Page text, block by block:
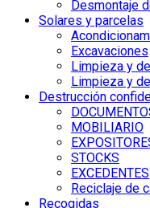
Desmontaje
Solares y parcelas
Excavaciones
Limpieza y
Limpieza y
Destrucción
MOBILIARIO
STOCKS
EXCEDENTES
Reciclaje de
Recogidas